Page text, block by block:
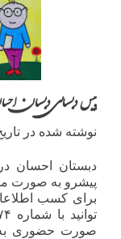
پیش دبستانی دبستان
نوشته شده در
دبستان احسان
پیشرو به صورت
برای کسب
صورت حضوری به